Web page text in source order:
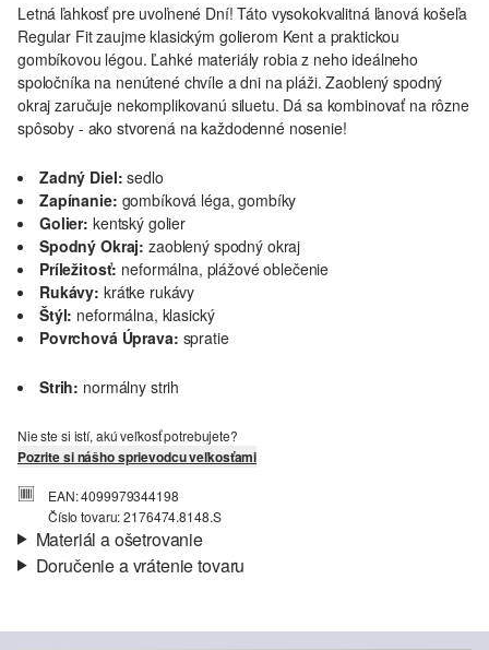
Letná ľahkosť pre uvoľnené Dní! Táto vysokokvalitná ľanová košeľa
Regular Fit zaujme klasickým golierom Kent a praktickou
gombíkovou légou. Ľahké materiály robia z neho ideálneho
spoločníka na nenútené chvíle a dni na pláži. Zaoblený spodný
okraj zaručuje nekomplikovanú siluetu. Dá sa kombinovať na rôzne
spôsoby - ako stvorená na každodenné nosenie!
Zadný Diel: sedlo
Zapínanie: gombíková léga, gombíky
Golier: kentský golier
Spodný Okraj: zaoblený spodný okraj
Príležitosť: neformálna, plážové oblečenie
Rukávy: krátke rukávy
Štýl: neformálna, klasický
Povrchová Úprava: spratie
Strih: normálny strih
Nie ste si istí, akú veľkosť potrebujete?
Pozrite si nášho sprievodcu veľkosťami
EAN: 4099979344198
Číslo tovaru: 2176474.8148.S
Materiál a ošetrovanie
Materiál: Ľan
Doručenie a vrátenie tovaru
Vaša objednávka bude odoslaná do 4-8 pracovných dní